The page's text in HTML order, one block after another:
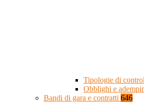
Tipologie di
Obblighi e
Bandi di gara e contratti 646